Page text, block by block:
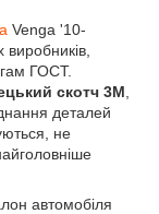
Venga '10-
виробників,
ГОСТ.
скотч 3М
деталей
не
автомобіля